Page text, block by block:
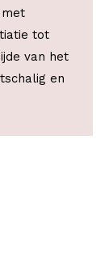
tot
van het
en